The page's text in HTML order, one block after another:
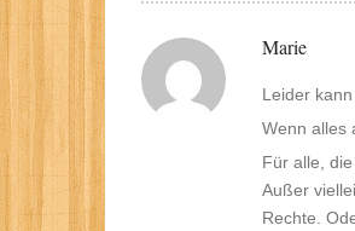
Marie
Leider
Wenn alles
Für alle,
Außer
Rechte.